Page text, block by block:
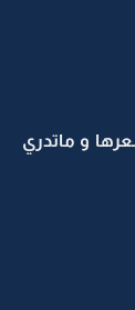
و ماتدري